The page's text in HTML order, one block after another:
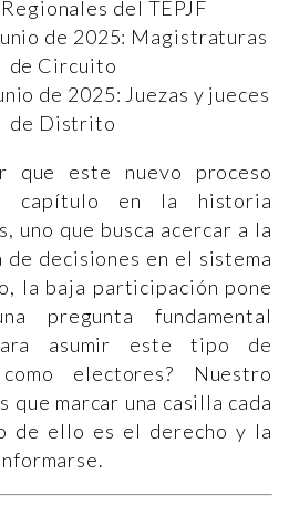
del TEPJF
de 2025: Magistraturas
de Circuito
de 2025: Juezas y jueces
de Distrito
que este nuevo proceso
capítulo en la historia
uno que busca acercar a la
de decisiones en el sistema
la baja participación pone
pregunta fundamental
asumir este tipo de
electores? Nuestro
que marcar una casilla cada
de ello es el derecho y la